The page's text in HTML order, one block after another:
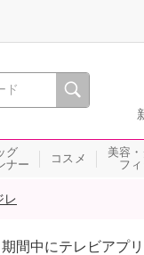
。通販・テレビショッピングの
グ
ナー
コスメ
美容
フ
レ
期間中にテレビアプ